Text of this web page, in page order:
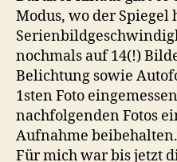
Modus, wo der
nochmals auf 14(!)
Belichtung sowie
1sten Foto
nachfolgenden Fotos
Aufnahme beibehalten.
Für mich war bis jetzt